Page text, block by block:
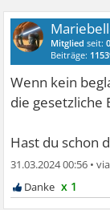
Mitglied seit:
Beiträge:
Wenn kein
die gesetzliche
Hast du schon
31.03.2024 00:56 •
x 1